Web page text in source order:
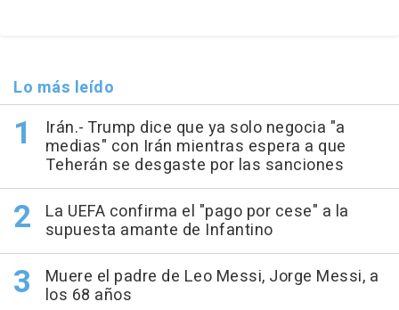
Lo más leído
Irán.- Trump dice que ya solo negocia "a
medias" con Irán mientras espera a que
Teherán se desgaste por las sanciones
La UEFA confirma el "pago por cese" a la
supuesta amante de Infantino
Muere el padre de Leo Messi, Jorge Messi, a
los 68 años